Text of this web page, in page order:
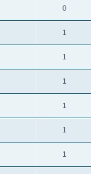
0
1
1
1
1
1
1